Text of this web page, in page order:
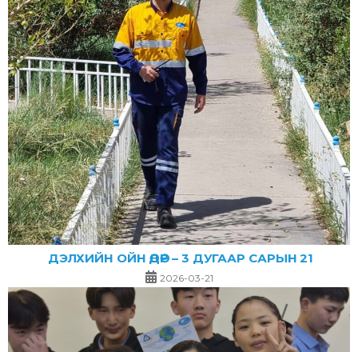
ДЭЛХИЙН ОЙН ӨДӨР – 3 ДУГААР САРЫН 21
2026-03-21